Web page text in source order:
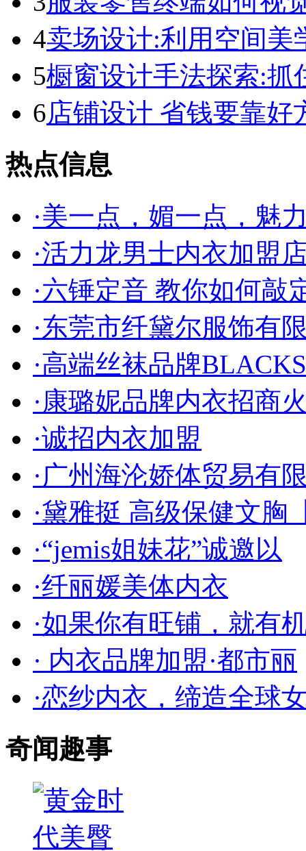
4卖场设计:利用空间美
5橱窗设计手法探索:抓
6店铺设计 省钱要靠好
热点信息
·美一点，媚一点，魅
·活力龙男士内衣加盟
·六锤定音 教你如何敲
·东莞市纤黛尔服饰有
·高端丝袜品牌
·康璐妮品牌内衣招商
·诚招内衣加盟
·广州海沦娇体贸易有
·黛雅挺 高级保健文胸
·“jemis姐妹花”诚邀以
·纤丽媛美体内衣
·如果你有旺铺，就有
· 内衣品牌加盟·都市丽
·恋纱内衣，缔造全球
奇闻趣事